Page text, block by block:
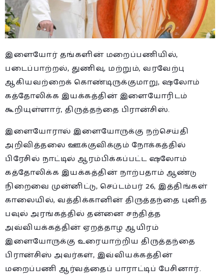
இளையோர் தங்களின் மறைப்பணியில்,
படைப்பாற்றல், துணிவு, மற்றும், வரவேற்பு
ஆகியவற்றைக் கொண்டிருக்குமாறு, ஷலோம்
கத்தோலிக்க இயக்கத்தின் இளையோரிடம்
கூறியுள்ளார், திருத்தந்தை பிரான்சிஸ்.
இளையோரால் இளையோருக்கு நற்செய்தி
அறிவித்தலை ஊக்குவிக்கும் நோக்கத்தில்
பிரேசில் நாட்டில் ஆரம்பிக்கப்பட்ட ஷலோம்
கத்தோலிக்க இயக்கத்தின் நாற்பதாம் ஆண்டு
நிறைவை முன்னிட்டு, செப்டம்பர் 26, இத்திங்கள்
காலையில், வத்திக்கானின் திருத்தந்தை புனித
பவுல் அரங்கத்தில் தன்னை சந்தித்த
அவ்வியக்கத்தின் ஏறத்தாழ ஆயிரம்
இளையோருக்கு உரையாற்றிய திருத்தந்தை
பிரான்சிஸ் அவர்கள், இவ்வியக்கத்தின்
மறைப்பணி ஆர்வத்தைப் பாராட்டிப் பேசினார்.